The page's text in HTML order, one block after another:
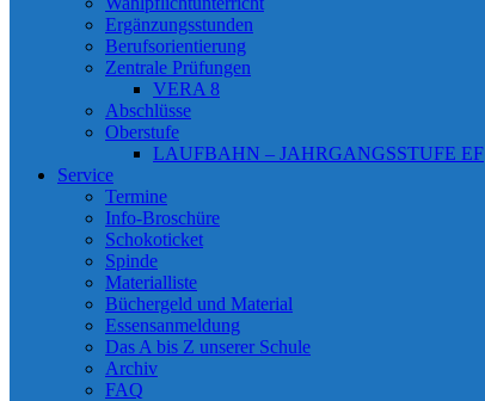
Ergänzungsstunden
Berufsorientierung
Zentrale Prüfungen
VERA 8
Abschlüsse
Oberstufe
LAUFBAHN – JAHRGANGSSTUFE EF
Service
Termine
Info-Broschüre
Schokoticket
Spinde
Materialliste
Büchergeld und Material
Essensanmeldung
Das A bis Z unserer Schule
Archiv
FAQ